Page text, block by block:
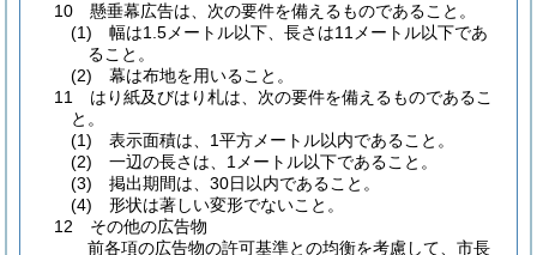
10 懸垂幕広告は、次の要件を備えるものであること。
(1) 幅は1.5メートル以下、長さは11メートル以下であ
ること。
(2) 幕は布地を用いること。
11 はり紙及びはり札は、次の要件を備えるものであるこ
と。
(1) 表示面積は、1平方メートル以内であること。
(2) 一辺の長さは、1メートル以下であること。
(3) 掲出期間は、30日以内であること。
(4) 形状は著しい変形でないこと。
12 その他の広告物
前各項の広告物の許可基準との均衡を考慮して、市長